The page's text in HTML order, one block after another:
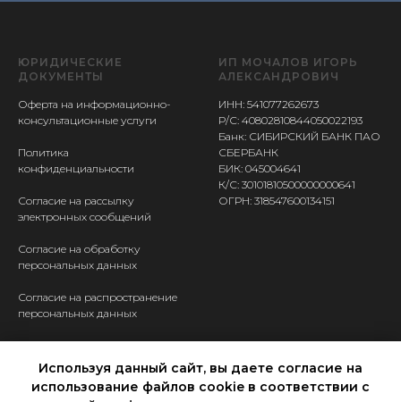
Используя данный сайт, вы даете согласие на
использование файлов cookie в соответствии с
ЮРИДИЧЕСКИЕ
ДОКУМЕНТЫ
Оферта на информационно-
консультационные услуги
Политика
конфиденциальности
Согласие на рассылку
электронных сообщений
Согласие на обработку
персональных данных
Согласие на распространение
персональных данных
ИП МОЧАЛОВ ИГОРЬ
АЛЕКСАНДРОВИЧ
ИНН: 541077262673
Р/С: 40802810844050022193
Банк: СИБИРСКИЙ БАНК ПАО
СБЕРБАНК
БИК: 045004641
К/С: 30101810500000000641
ОГРН: 318547600134151
Ассистент Валерия
+7 950 149 9401